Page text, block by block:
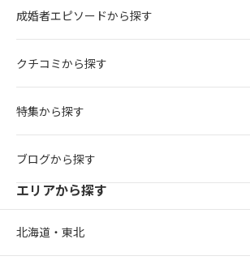
成婚者エピソードから探す
クチコミから探す
特集から探す
ブログから探す
エリアから探す
北海道・東北